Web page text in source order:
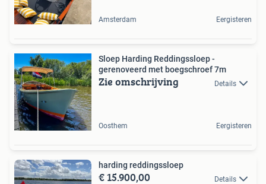
Amsterdam Eergisteren
Sloep Harding Reddingssloep -
gerenoveerd met boegschroef 7m
Zie omschrijving Details
Oosthem Eergisteren
harding reddingssloep
€ 15.900,00 Details